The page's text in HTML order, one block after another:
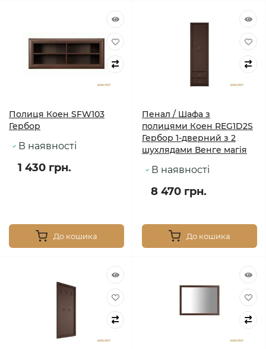
Полиця Коен SFW103
Гербор
В наявності
1 430 грн.
До кошика
Пенал / Шафа з
полицями Коен REG1D2S
Гербор 1-дверний з 2
шухлядами Венге магія
В наявності
8 470 грн.
До кошика